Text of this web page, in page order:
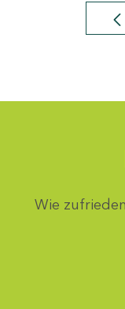
Wie